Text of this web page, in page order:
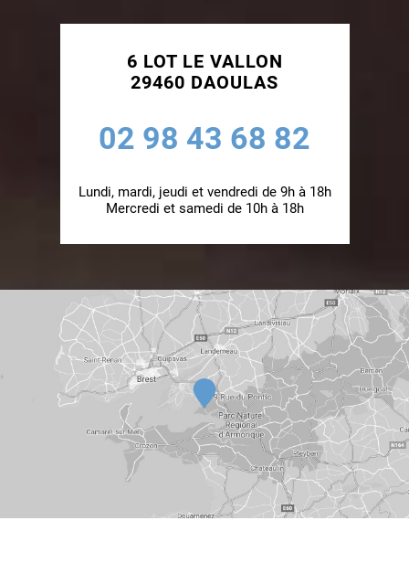
6 LOT LE VALLON
29460 DAOULAS
02 98 43 68 82
Lundi, mardi, jeudi et vendredi de 9h à 18h
Mercredi et samedi de 10h à 18h